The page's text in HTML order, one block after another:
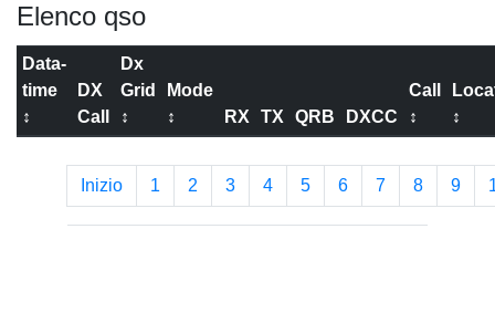
Elenco qso
Data-
time
↕
DX
Call
Dx
Grid
↕
Mode
↕
RX TX QRB DXCC
Call
↕
↕
Inizio 1 2 3 4 5 6 7 8 9